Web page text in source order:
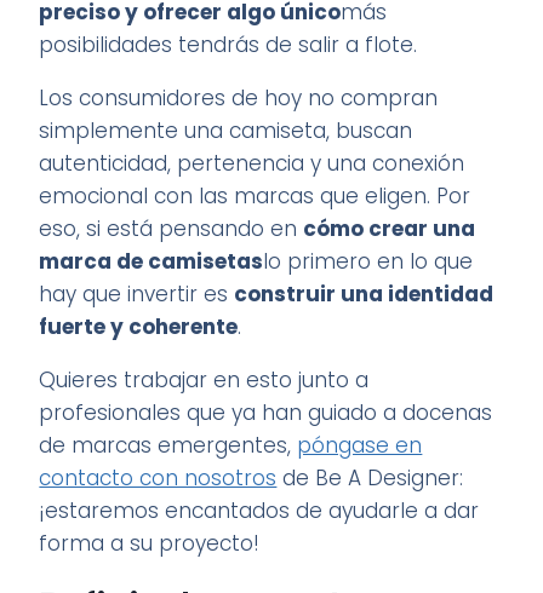
preciso y ofrecer algo únicomás
posibilidades tendrás de salir a flote.
Los consumidores de hoy no compran
simplemente una camiseta, buscan
autenticidad, pertenencia y una conexión
emocional con las marcas que eligen. Por
eso, si está pensando en cómo crear una
marca de camisetaslo primero en lo que
hay que invertir es construir una identidad
fuerte y coherente.
Quieres trabajar en esto junto a
profesionales que ya han guiado a docenas
de marcas emergentes, póngase en
contacto con nosotros de Be A Designer:
¡estaremos encantados de ayudarle a dar
forma a su proyecto!